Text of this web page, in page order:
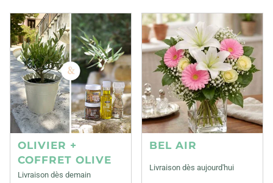
OLIVIER +
COFFRET OLIVE
Livraison dès demain
BEL AIR
Livraison dès aujourd'hui